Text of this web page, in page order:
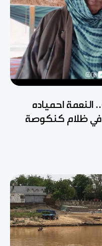
احمياده
في ظلام كنكوصة